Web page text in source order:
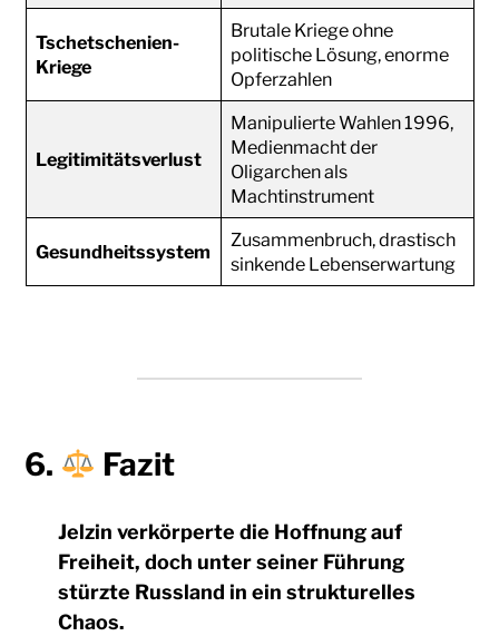
Tschetschenien-
Kriege
Brutale Kriege ohne
politische Lösung, enorme
Opferzahlen
Legitimitätsverlust
Manipulierte Wahlen 1996,
Medienmacht der
Oligarchen als
Machtinstrument
Gesundheitssystem
Zusammenbruch, drastisch
sinkende Lebenserwartung
6. Fazit
Jelzin verkörperte die Hoffnung auf
Freiheit, doch unter seiner Führung
stürzte Russland in ein strukturelles
Chaos.